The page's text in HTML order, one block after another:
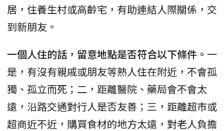
居，住養生村或高齡宅，有助連結人際關係，交
到新朋友。
一個人住的話，留意地點是否符合以下條件。 一
是，有沒有親戚或朋友等熟人住在附近，不會孤
獨、孤立而死；二，距離醫院、藥局會不會太
遠，沿路交通對行人是否友善；三，距離超市或
超商近不近，購買食材的地方太遠，對老人負擔